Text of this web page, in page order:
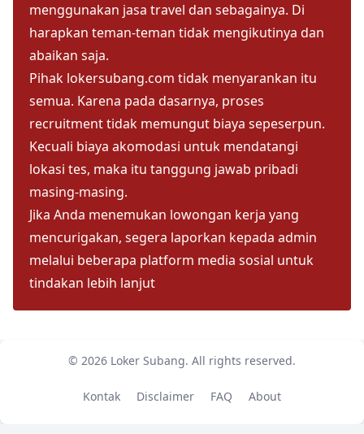
menggunakan jasa travel dan sebagainya. Di
harapkan teman-teman tidak mengikutinya dan
abaikan saja.
Pihak lokersubang.com tidak menyarankan itu
semua. Karena pada dasarnya, proses
recruitment tidak memungut biaya sepeserpun.
Kecuali biaya akomodasi untuk mendatangi
lokasi tes, maka itu tanggung jawab pribadi
masing-masing.
Jika Anda menemukan lowongan kerja yang
mencurigakan, segera laporkan kepada admin
melalui beberapa platform media sosial untuk
tindakan lebih lanjut
© 2026 Loker Subang. All rights reserved.
Kontak
kontak DisclaimerDisclaimerFAQ
FAQ About
About